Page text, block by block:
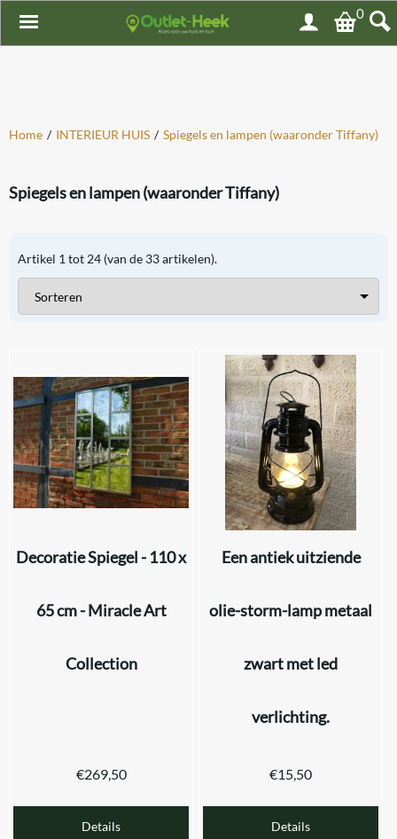
0
Home / INTERIEUR HUIS / Spiegels en lampen (waaronder Tiffany)
Spiegels en lampen (waaronder Tiffany)
Artikel 1 tot 24 (van de 33artikelen).
Decoratie Spiegel - 110 x
65 cm - Miracle Art
Collection
€269,50
Details
Een antiek uitziende
olie-storm-lamp metaal
zwart met led
verlichting.
€15,50
Details